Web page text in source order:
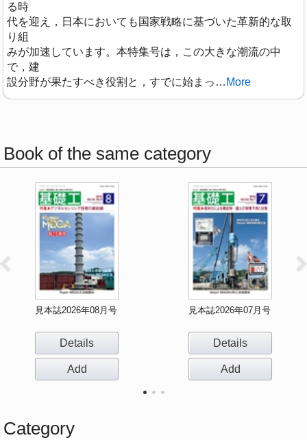
る時
代を迎え，日本においても国家戦略に基づいた革新的な取
り組
みが加速しています。本特集号は，この大きな潮流の中
で，建
設分野が果たすべき役割と，すでに始まっ … More
Book of the same category
見本誌2026年08月号
Details
Add
見本誌2026年07月号
Details
Add
Category